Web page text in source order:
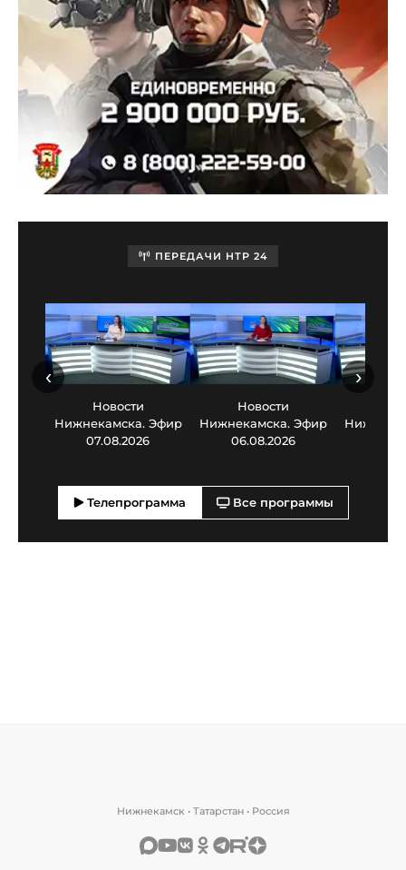
ПЕРЕДАЧИ НТР 24
Новости
Нижнекамска. Эфир
07.08.2026
Новости
Нижнекамска. Эфир
06.08.2026
‹ ›
Телепрограмма Все программы
Нижнекамск • Татарстан • Россия